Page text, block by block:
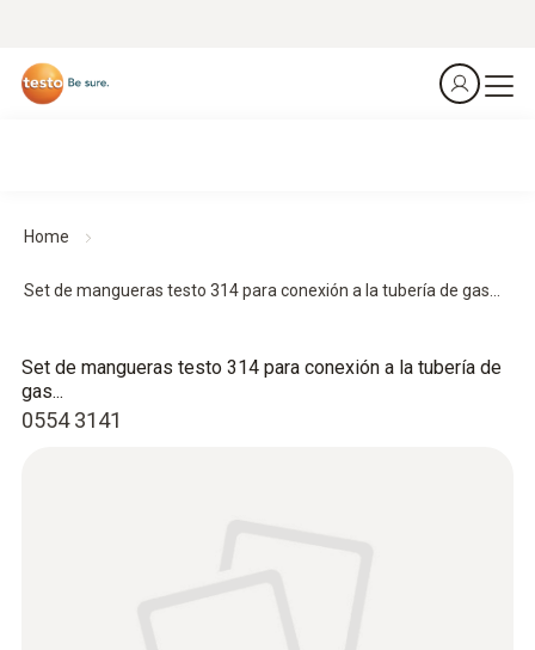
Home
Set de mangueras testo 314 para conexión a la tubería de gas...
0554 3141
Set de mangueras testo 314 para conexión a la tubería de
gas...